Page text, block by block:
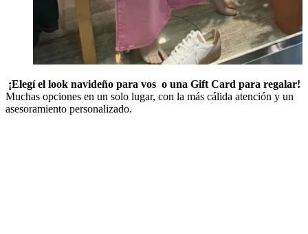
¡Elegí el look navideño para vos o una Gift Card para regalar!
Muchas opciones en un solo lugar, con la más cálida atención y un
asesoramiento personalizado.